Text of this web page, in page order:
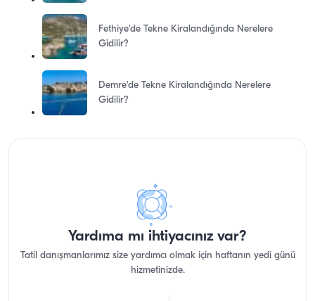
Fethiye'de Tekne Kiralandığında Nerelere
Gidilir?
Demre'de Tekne Kiralandığında Nerelere
Gidilir?
Yardıma mı ihtiyacınız var?
Tatil danışmanlarımız size yardımcı olmak için haftanın yedi günü
hizmetinizde.